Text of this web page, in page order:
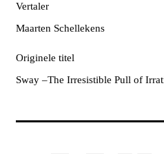
Vertaler
Maarten Schellekens
Originele titel
Sway –The Irresistible Pull of